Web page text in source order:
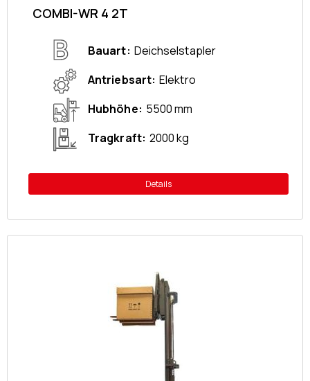
COMBI-WR 4 2T
Bauart Deichselstapler
Antriebsart Elektro
Hubhöhe 5500 mm
Tragkraft 2000 kg
Details